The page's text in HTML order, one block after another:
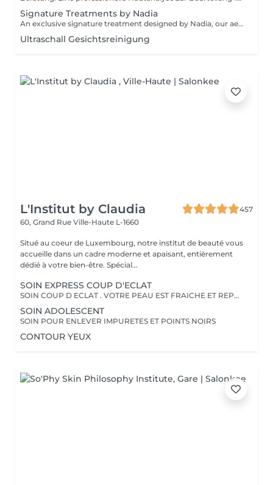
Signature Treatments by Nadia
An exclusive signature treatment designed by Nadia, our aesthetician, for the delicate eye and neck area. It delivers intensive hydration and improves skin elasticity, helping to restore firmness, smoothness, and a visibly refreshed appearance. The treatment helps reduce the appearance of fine lines, provides a gentle brightening effect around the eyes, and creates a natural lifting result for a more rested and youthful look. Another combination is eye- and neck-intensive hydration with a full facial treatment. This combination is ideal for clients seeking full-face care and an instantly refreshed, healthy look.
Ultraschall Gesichtsreinigung
L'Institut by Claudia
457
60, Grand Rue Ville-Haute L-1660
Situé au coeur de Luxembourg, notre institut de beauté vous
accueille dans un cadre moderne et apaisant, entièrement
dédié à votre bien-être. Spécial...
SOIN EXPRESS COUP D'ECLAT
SOIN COUP D ECLAT . VOTRE PEAU EST FRAICHE ET REPOSEE
SOIN ADOLESCENT
SOIN POUR ENLEVER IMPURETES ET POINTS NOIRS
CONTOUR YEUX